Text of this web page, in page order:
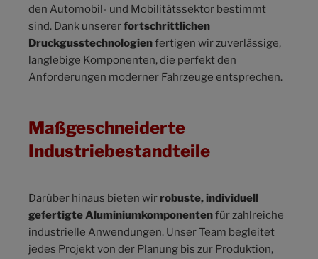
den Automobil- und Mobilitätssektor bestimmt
sind. Dank unsererfortschrittlichen
Druckgusstechnologienfertigen wir zuverlässige,
langlebige Komponenten, die perfekt den
Anforderungen moderner Fahrzeuge entsprechen.
Maßgeschneiderte
Industriebestandteile
Darüber hinaus bieten wirrobuste, individuell
gefertigte Aluminiumkomponentenfür zahlreiche
industrielle Anwendungen. Unser Team begleitet
jedes Projekt von der Planung bis zur Produktion,